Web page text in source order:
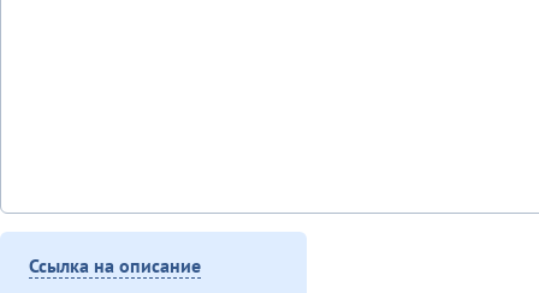
Ссылка на описание